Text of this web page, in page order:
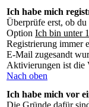
Ich habe mich
Überprüfe erst, ob
Option Ich bin unter
Registrierung immer
E-Mail zugesandt
Aktivierungen ist die
Nach oben
Ich habe mich vor
Die Gründe dafür